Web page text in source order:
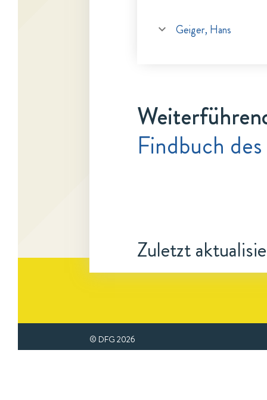
Geiger, Hans
Findbuch
Zuletzt
© DFG 2026